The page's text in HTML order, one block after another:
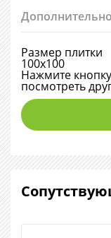
Дополнительно
Размер плитки
100х100
Нажмите
посмотреть